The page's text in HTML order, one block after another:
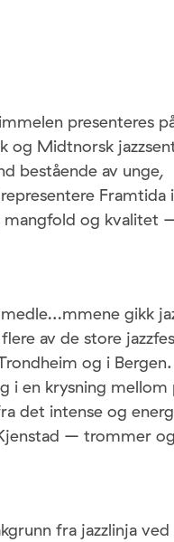
presenteres
og Midtnorsk
bestående av unge,
Framtida
mangfold og kvalitet
…mmene gikk
av de store
og i
i en krysning
det intense og
– trommer
fra jazzlinja